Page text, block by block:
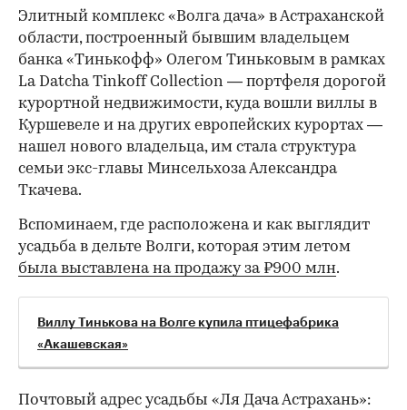
Элитный комплекс «Волга дача» в Астраханской
области, построенный бывшим владельцем
банка «Тинькофф» Олегом Тиньковым в рамках
La Datcha Tinkoff Collection — портфеля дорогой
курортной недвижимости, куда вошли виллы в
Куршевеле и на других европейских курортах —
нашел нового владельца, им стала структура
семьи экс-главы Минсельхоза Александра
Ткачева.
Вспоминаем, где расположена и как выглядит
усадьба в дельте Волги, которая этим летом
была выставлена на продажу за ₽900 млн.
Виллу Тинькова на Волге купила птицефабрика
«Акашевская»
Почтовый адрес усадьбы «Ля Дача Астрахань»: